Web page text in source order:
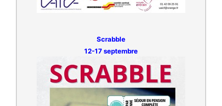
Scrabble
12-17 septembre